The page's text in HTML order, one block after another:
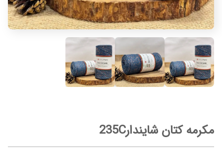
مکرمه کتان شایندار235C